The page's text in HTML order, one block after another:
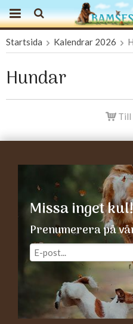
Produkten har
Startsida Kalendrar 2026
Hundar
Till
Missa inget kul!
Prenumerera på